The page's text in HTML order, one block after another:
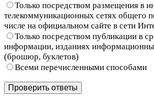
Только посредством размещения в
телекоммуникационных сетях общего
числе на официальном сайте в сети
Только посредством публикации в
информации, изданиях
(брошюр, буклетов)
Всеми перечисленными способами